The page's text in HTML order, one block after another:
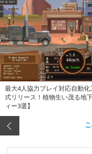
最大4人協力プレイ対応自動
式リリース！植物生い茂る地
ィー3選】